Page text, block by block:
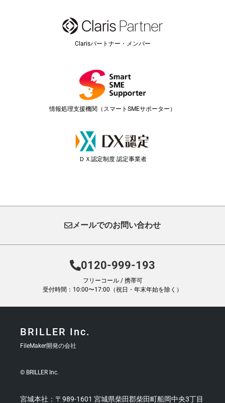
Clarisパートナー・メンバー
情報処理支援機関（スマートSMEサポーター）
ＤＸ認定制度 認定事業者
メールでのお問い合わせ
0120-999-193
フリーコール / 携帯可
受付時間：10:00〜17:00（祝日・年末年始を除く）
BRILLER Inc.
FileMaker開発の会社
© BRILLER Inc.
宮城本社：〒989-1601 宮城県柴田郡柴田町船岡中央3丁目